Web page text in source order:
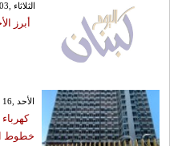
GMT 12:52 2019 الثلاثاء ,03 كانون الأول / ديسمبر
أبرز
GMT 16:47 2025 الأحد ,16 تشرين الثاني / نوفمبر
خطوط